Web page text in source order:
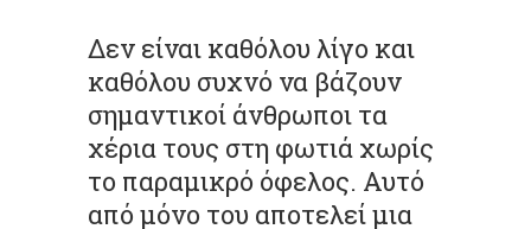
Δεν είναι καθόλου λίγο και
καθόλου συχνό να βάζουν
σημαντικοί άνθρωποι τα
χέρια τους στη φωτιά χωρίς
το παραμικρό όφελος. Αυτό
από μόνο του αποτελεί μια